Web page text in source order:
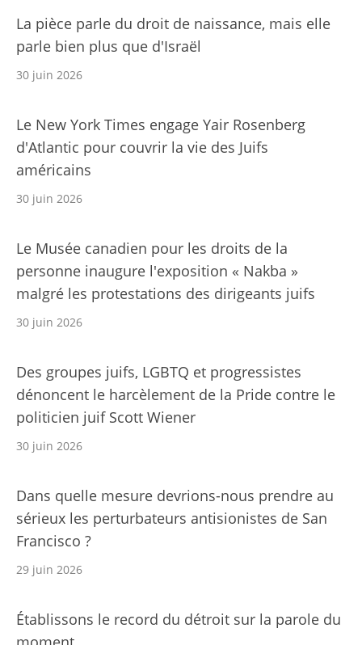
La pièce parle du droit de naissance, mais elle
parle bien plus que d'Israël
30 juin 2026
Le New York Times engage Yair Rosenberg
d'Atlantic pour couvrir la vie des Juifs
américains
30 juin 2026
Le Musée canadien pour les droits de la
personne inaugure l'exposition « Nakba »
malgré les protestations des dirigeants juifs
30 juin 2026
Des groupes juifs, LGBTQ et progressistes
dénoncent le harcèlement de la Pride contre le
politicien juif Scott Wiener
30 juin 2026
Dans quelle mesure devrions-nous prendre au
sérieux les perturbateurs antisionistes de San
Francisco ?
29 juin 2026
Établissons le record du détroit sur la parole du